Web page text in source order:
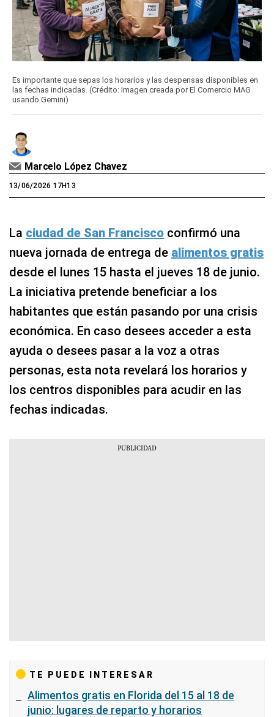
Es importante que sepas los horarios y las despensas disponibles en
las fechas indicadas. (Crédito: Imagen creada por El Comercio MAG
usando Gemini)
Marcelo López Chavez
13/06/2026 17H13
La ciudad de San Francisco confirmó una
nueva jornada de entrega de alimentos gratis
desde el lunes 15 hasta el jueves 18 de junio.
La iniciativa pretende beneficiar a los
habitantes que están pasando por una crisis
económica. En caso desees acceder a esta
ayuda o desees pasar a la voz a otras
personas, esta nota revelará los horarios y
los centros disponibles para acudir en las
fechas indicadas.
TE PUEDE INTERESAR
Alimentos gratis en Florida del 15 al 18 de
junio: lugares de reparto y horarios